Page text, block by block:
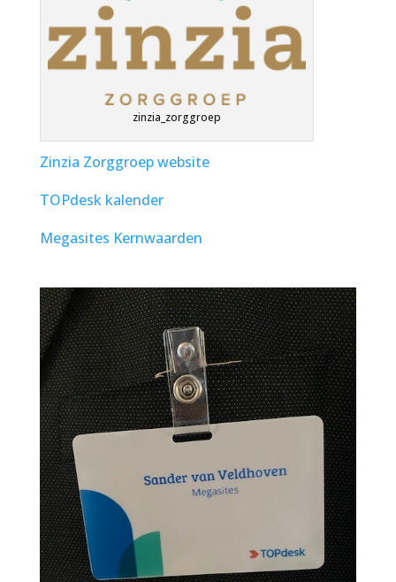
zinzia_zorggroep
Zinzia Zorggroep website
TOPdesk kalender
Megasites Kernwaarden